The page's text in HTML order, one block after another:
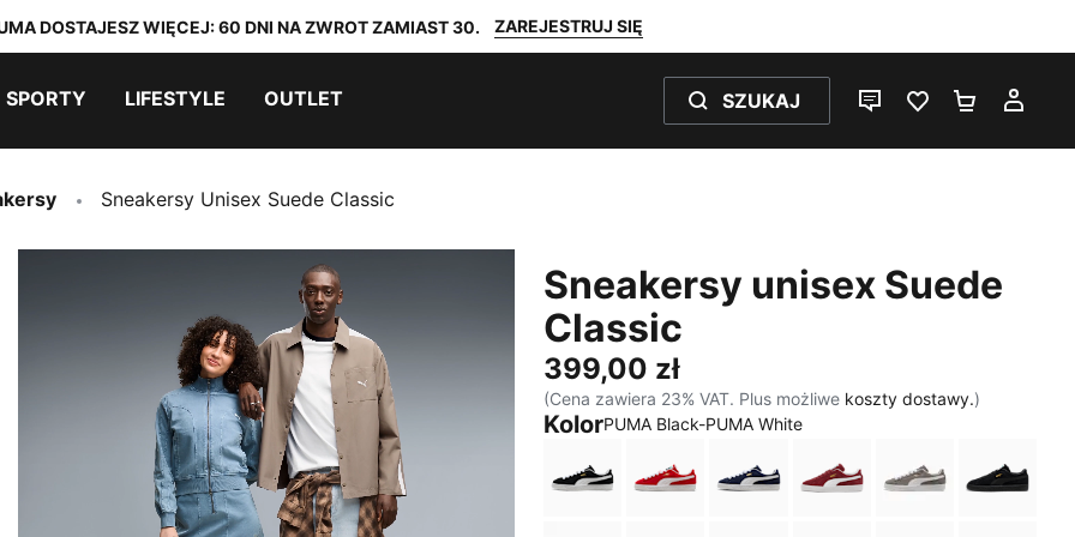
DOSTAJESZ WIĘCEJ: 60 DNI NA ZWROT ZAMIAST 30. ZAREJESTRUJ SIĘ
SPORTY LIFESTYLE OUTLET SZUKAJ
CZAT NA ŻYWO
ULUBIONE 0
KOSZYK
Sneakersy Unisex Suede Classic
Sneakersy unisex Suede
Classic
399,00 zł
(Cena zawiera 23% VAT. Plus możliwe koszty dostawy.)
KolorPUMA Black-PUMA White
PUMA Black-PUMA White
For All Time Red-PUMA White
PUMA Navy-PUMA White
Team Regal Red-PUMA
Cast Iron-PUMA
PUMA